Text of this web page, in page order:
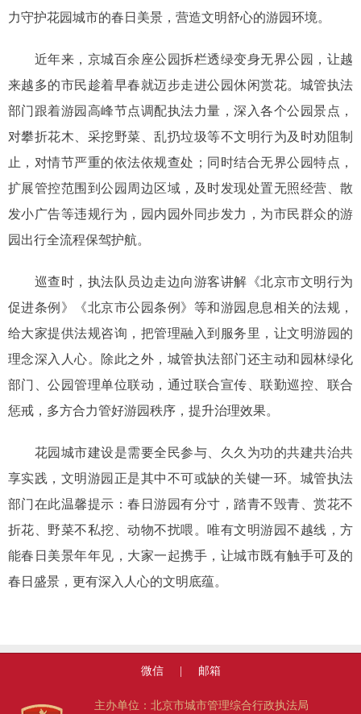
力守护花园城市的春日美景，营造文明舒心的游园环境。
近年来，京城百余座公园拆栏透绿变身无界公园，让越
来越多的市民趁着早春就迈步走进公园休闲赏花。城管执法
部门跟着游园高峰节点调配执法力量，深入各个公园景点，
对攀折花木、采挖野菜、乱扔垃圾等不文明行为及时劝阻制
止，对情节严重的依法依规查处；同时结合无界公园特点，
扩展管控范围到公园周边区域，及时发现处置无照经营、散
发小广告等违规行为，园内园外同步发力，为市民群众的游
园出行全流程保驾护航。
巡查时，执法队员边走边向游客讲解《北京市文明行为
促进条例》《北京市公园条例》等和游园息息相关的法规，
给大家提供法规咨询，把管理融入到服务里，让文明游园的
理念深入人心。除此之外，城管执法部门还主动和园林绿化
部门、公园管理单位联动，通过联合宣传、联勤巡控、联合
惩戒，多方合力管好游园秩序，提升治理效果。
花园城市建设是需要全民参与、久久为功的共建共治共
享实践，文明游园正是其中不可或缺的关键一环。城管执法
部门在此温馨提示：春日游园有分寸，踏青不毁青、赏花不
折花、野菜不私挖、动物不扰喂。唯有文明游园不越线，方
能春日美景年年见，大家一起携手，让城市既有触手可及的
春日盛景，更有深入人心的文明底蕴。
微信 邮箱
主办单位：北京市城市管理综合行政执法局